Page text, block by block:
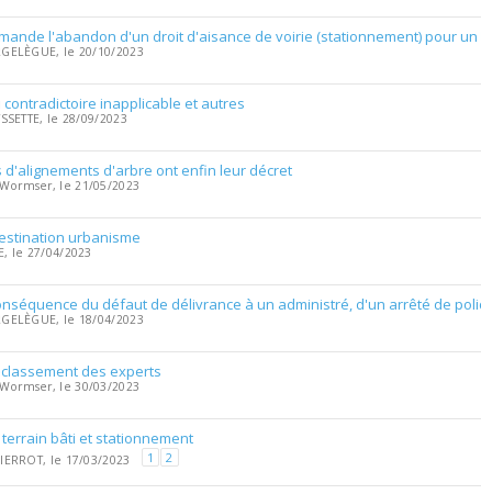
l'abandon d'un droit d'aisance de voirie (stationnement) pour un
, le 20/10/2023
contradictoire inapplicable et autres
, le 28/09/2023
d'alignements d'arbre ont enfin leur décret
, le 21/05/2023
urbanisme
, le 27/04/2023
du défaut de délivrance à un administré, d'un arrêté de
, le 18/04/2023
des experts
, le 30/03/2023
bâti et stationnement
, le 17/03/2023 1 2